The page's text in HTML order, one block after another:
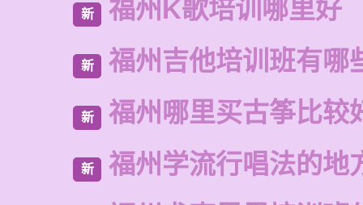
新 福州K歌培训哪里好
新 福州吉他培训班有哪
新 福州哪里买古筝比较
新 福州学流行唱法的地